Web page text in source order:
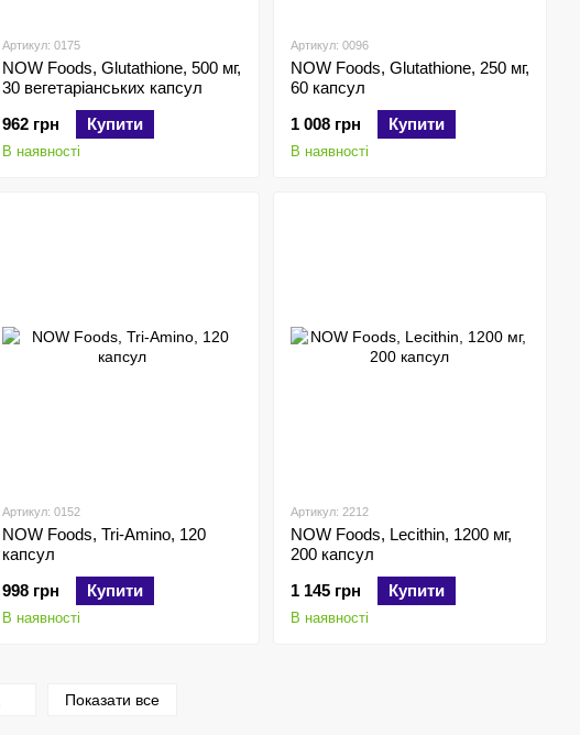
Артикул: 0175
NOW Foods, Glutathione, 500 мг,
30 вегетаріанських капсул
962 грн
Купити
В наявності
Артикул: 0096
NOW Foods, Glutathione, 250 мг,
60 капсул
1 008 грн
Купити
В наявності
Артикул: 0152
NOW Foods, Tri-Amino, 120
капсул
998 грн
Купити
В наявності
Артикул: 2212
NOW Foods, Lecithin, 1200 мг,
200 капсул
1 145 грн
Купити
В наявності
Показати все